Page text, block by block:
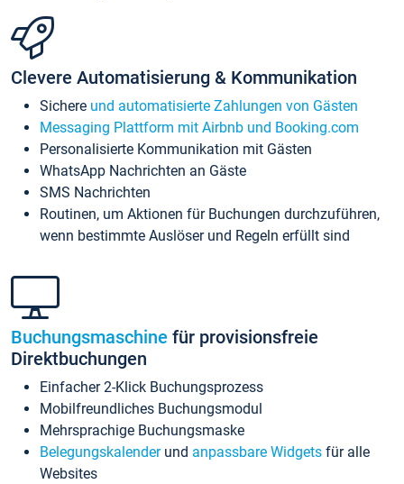
Clevere Automatisierung & Kommunikation
Sichere und automatisierte Zahlungen von Gästen
Messaging Plattform mit Airbnb und Booking.com
Personalisierte Kommunikation mit Gästen
WhatsApp Nachrichten an Gäste
SMS Nachrichten
Routinen, um Aktionen für Buchungen durchzuführen,
wenn bestimmte Auslöser und Regeln erfüllt sind
Buchungsmaschine für provisionsfreie
Direktbuchungen
Einfacher 2-Klick Buchungsprozess
Mobilfreundliches Buchungsmodul
Mehrsprachige Buchungsmaske
Belegungskalenderund anpassbare Widgets für alle
Websites